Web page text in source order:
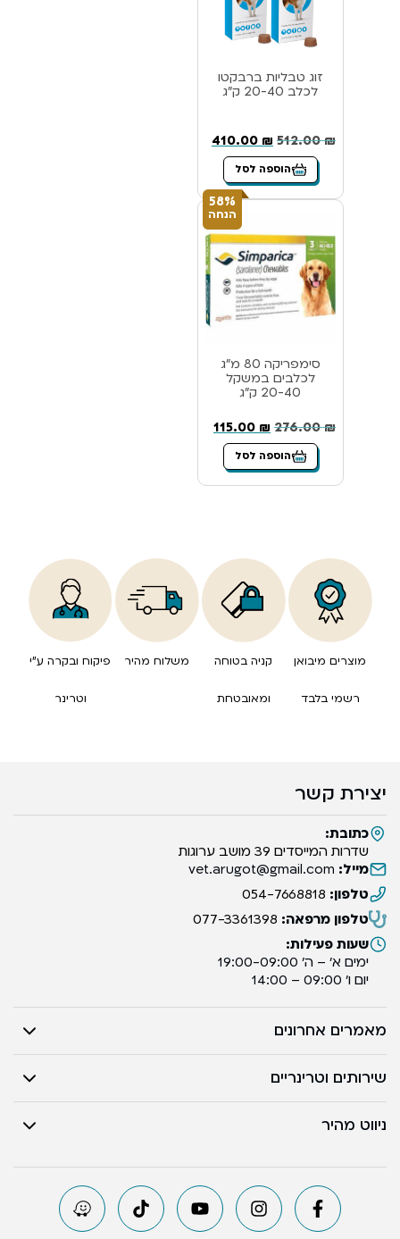
זוג טבליות ברבקטו
לכלב 20-40 ק”ג
512.00₪
410.00 ₪
הוספה לסל
58%
הנחה
סימפריקה 80 מ”ג
לכלבים במשקל
20-40 ק”ג
276.00₪
115.00 ₪
הוספה לסל
מוצרים מיבואן
רשמי בלבד
קניה בטוחה
ומאובטחת
משלוח מהיר פיקוח ובקרה ע”י
וטרינר
יצירת קשר
כתובת:
שדרות המייסדים 39 מושב ערוגות
מייל: vet.arugot@gmail.com
טלפון: 054-7668818
טלפון מרפאה: 077-3361398
שעות פעילות:
ימים א’ – ה’ 19:00-09:00
יום ו’ 09:00 – 14:00
מאמרים אחרונים
שירותים וטרינריים
ניווט מהיר